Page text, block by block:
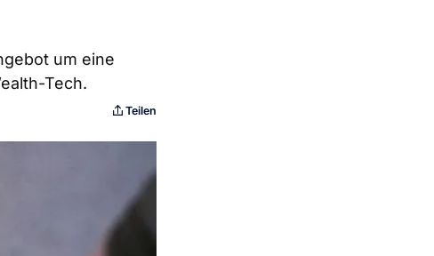
um eine
Tech.
Teilen